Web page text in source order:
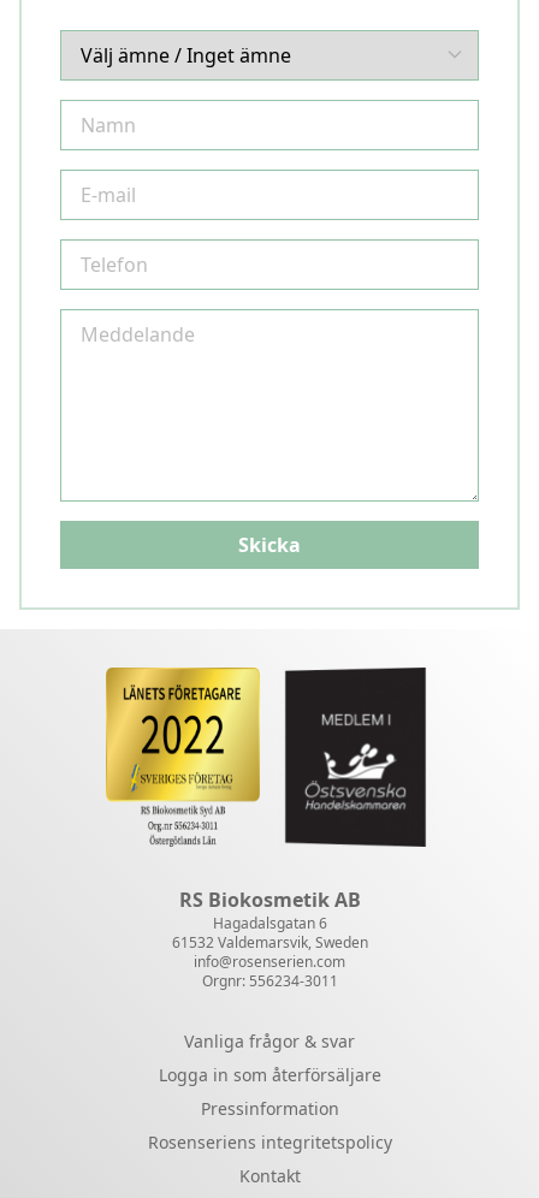
Skicka
RS Biokosmetik AB
Hagadalsgatan 6
61532 Valdemarsvik, Sweden
info@rosenserien.com
Orgnr: 556234-3011
Vanliga frågor & svar
Logga in som återförsäljare
Pressinformation
Rosenseriens integritetspolicy
Kontakt